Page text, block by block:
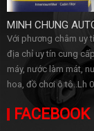
MINH CHUNG
Với phương châm uy
địa chỉ uy tín cung
máy, nước làm mát,
hoa, đồ chơi ô tô..Lh
FACEBOOK